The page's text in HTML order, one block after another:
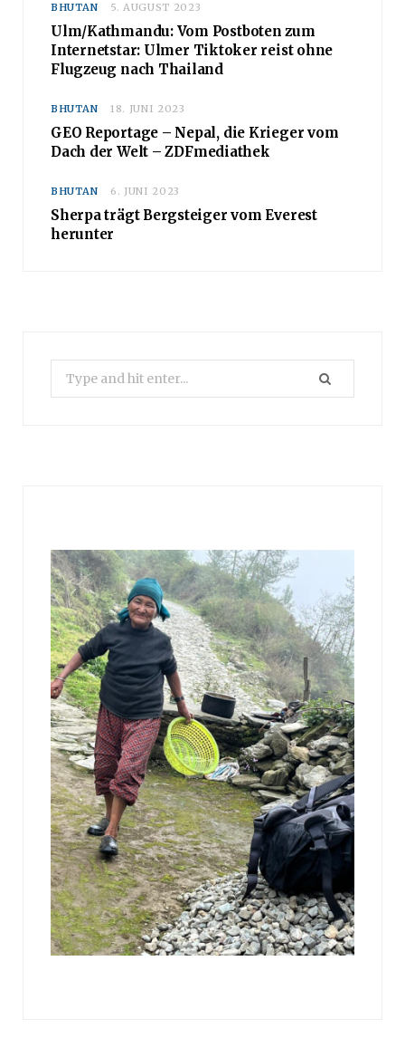
BHUTAN 5. AUGUST 2023
Ulm/Kathmandu: Vom Postboten zum
Internetstar: Ulmer Tiktoker reist ohne
Flugzeug nach Thailand
BHUTAN 18. JUNI 2023
GEO Reportage – Nepal, die Krieger vom
Dach der Welt – ZDFmediathek
BHUTAN 6. JUNI 2023
Sherpa trägt Bergsteiger vom Everest
herunter
Search
for: